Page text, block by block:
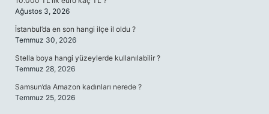
Ağustos 3, 2026
İstanbul’da en son hangi ilçe il oldu ?
Temmuz 30, 2026
Stella boya hangi yüzeylerde kullanılabilir ?
Temmuz 28, 2026
Samsun’da Amazon kadınları nerede ?
Temmuz 25, 2026